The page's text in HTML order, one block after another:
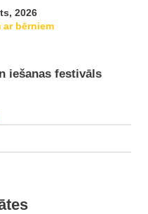
2026
ar bērniem
iešanas festivāls